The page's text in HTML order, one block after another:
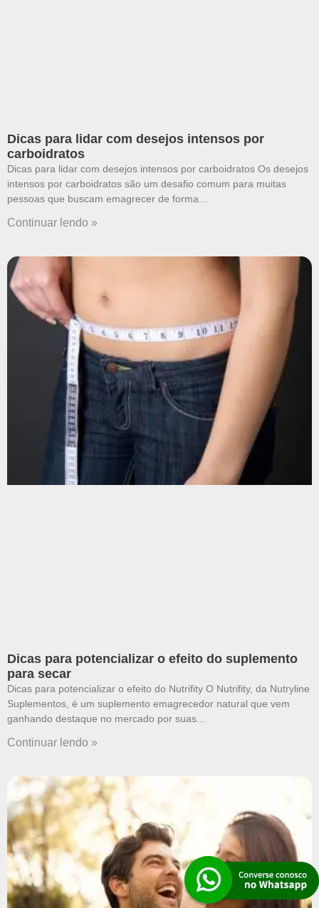
Dicas para lidar com desejos intensos por
carboidratos
Dicas para lidar com desejos intensos por carboidratos Os desejos
intensos por carboidratos são um desafio comum para muitas
pessoas que buscam emagrecer de forma
Continuar lendo »
Dicas para potencializar o efeito do suplemento
para secar
Dicas para potencializar o efeito do Nutrifity O Nutrifity, da Nutryline
Suplementos, é um suplemento emagrecedor natural que vem
ganhando destaque no mercado por suas
Continuar lendo »